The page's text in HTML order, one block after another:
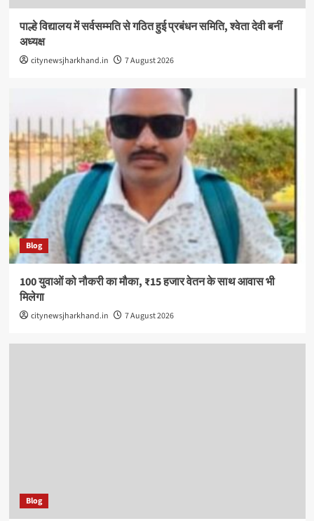
पाल्हे विद्यालय में सर्वसम्मति से गठित हुई प्रबंधन समिति, श्वेता देवी बनीं
अध्यक्ष
citynewsjharkhand.in 7 August 2026
Blog
100 युवाओं को नौकरी का मौका, ₹15 हजार वेतन के साथ आवास भी
मिलेगा
citynewsjharkhand.in 7 August 2026
Blog